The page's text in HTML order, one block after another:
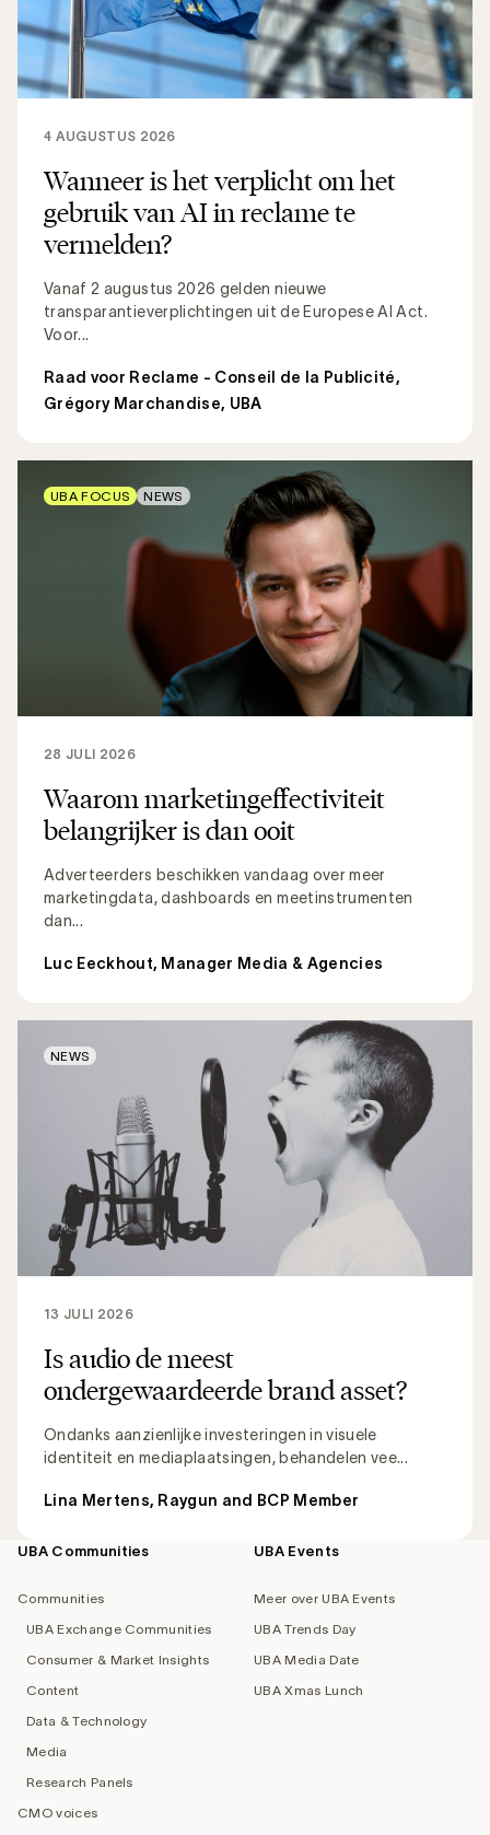
Wanneer is het verplicht om het
gebruik van AI in reclame te
vermelden?
Vanaf 2 augustus 2026 gelden nieuwe
transparantieverplichtingen uit de Europese AI Act.
Voor...
4 AUGUSTUS 2026
Raad voor Reclame - Conseil de la Publicité,
Grégory Marchandise, UBA
Waarom marketingeffectiviteit
belangrijker is dan ooit
Adverteerders beschikken vandaag over meer
marketingdata, dashboards en meetinstrumenten
dan...
28 JULI 2026
Luc Eeckhout, Manager Media & Agencies
UBA FOCUS NEWS
Is audio de meest
ondergewaardeerde brand asset?
Ondanks aanzienlijke investeringen in visuele
identiteit en mediaplaatsingen, behandelen vee...
13 JULI 2026
Lina Mertens, Raygun and BCP Member
NEWS
Footer
UBA Communities
Communities
UBA Exchange Communities
Consumer & Market Insights
Content
Data & Technology
Media
Research Panels
CMO voices
UBA Events
Meer over UBA Events
UBA Trends Day
UBA Media Date
UBA Xmas Lunch